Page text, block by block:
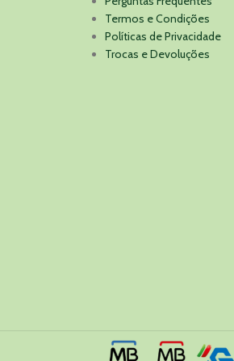
Termos e Condições
Políticas de Privacidade
Trocas e Devoluções